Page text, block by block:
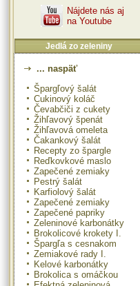
Nájdete nás aj
na Youtube
Jedlá zo zeleniny
... naspäť
Špargľový šalát
Cukinový koláč
Čevabčiči z cukety
Žihľavový špenát
Žihľavová omeleta
Čakankový šalát
Recepty zo špargle
Reďkovkové maslo
Zapečené zemiaky
Pestrý šalát
Karfiolový šalát
Zapečené zemiaky
Zapečené papriky
Zeleninové karbonátky
Brokolicové krokety I.
Špargľa s cesnakom
Zemiakové rady I.
Kelové karbonátky
Brokolica s omáčkou